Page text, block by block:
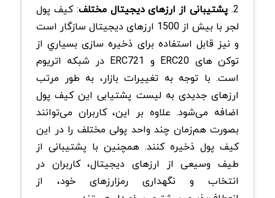
2. پشتیبانی از ارزهای دیجیتال مختلف: کیف پول
لجر با بیش از 1500 ارزهای دیجیتال سازگار است
و نیز قابل استفاده برای ذخیره سازی بسياري از
توكن های ERC20 و ERC721 در شبكه اتریوم
است. با توجه به تغییرات بازار، به طور مرتب
ارزهای جدیدی به لیست پشتیابی این کیف پول
اضافه می‌شود. علاوه بر این، کاربران می‌توانند
بصورت هم‌زمان چند واحد پولی مختلف را در این
کیف پول ذخیره کنند. همچنین با پشتیبانی از
طیف وسیعی از ارزهای دیجیتال، کاربران در
انتخاب و نگهداری رمزارزهای خود، از